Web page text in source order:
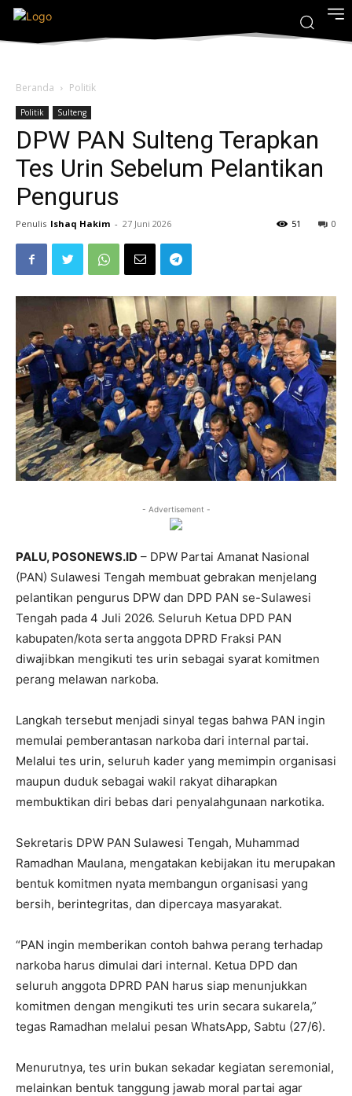
Beranda Politik
Politik Sulteng
DPW PAN Sulteng Terapkan
Tes Urin Sebelum Pelantikan
Pengurus
Penulis Ishaq Hakim - 27 Juni 2026 0
51
- Advertisement -
PALU, POSONEWS.ID – DPW Partai Amanat Nasional
(PAN) Sulawesi Tengah membuat gebrakan menjelang
pelantikan pengurus DPW dan DPD PAN se-Sulawesi
Tengah pada 4 Juli 2026. Seluruh Ketua DPD PAN
kabupaten/kota serta anggota DPRD Fraksi PAN
diwajibkan mengikuti tes urin sebagai syarat komitmen
perang melawan narkoba.
Langkah tersebut menjadi sinyal tegas bahwa PAN ingin
memulai pemberantasan narkoba dari internal partai.
Melalui tes urin, seluruh kader yang memimpin organisasi
maupun duduk sebagai wakil rakyat diharapkan
membuktikan diri bebas dari penyalahgunaan narkotika.
Sekretaris DPW PAN Sulawesi Tengah, Muhammad
Ramadhan Maulana, mengatakan kebijakan itu merupakan
bentuk komitmen nyata membangun organisasi yang
bersih, berintegritas, dan dipercaya masyarakat.
“PAN ingin memberikan contoh bahwa perang terhadap
narkoba harus dimulai dari internal. Ketua DPD dan
seluruh anggota DPRD PAN harus siap menunjukkan
komitmen dengan mengikuti tes urin secara sukarela,”
tegas Ramadhan melalui pesan WhatsApp, Sabtu (27/6).
Menurutnya, tes urin bukan sekadar kegiatan seremonial,
melainkan bentuk tanggung jawab moral partai agar